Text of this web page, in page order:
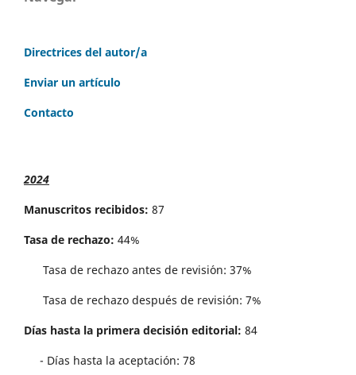
Directrices del autor/a
Enviar un artículo
Contacto
2024
Manuscritos recibidos: 87
Tasa de rechazo: 44%
Tasa de rechazo antes de revisi´on: 37%
Tasa de rechazo después de revisión: 7%
Días hasta la primera decisión editorial: 84
- Días hasta la aceptación: 78